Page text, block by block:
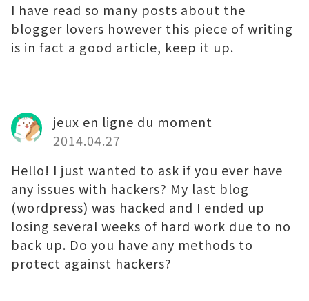
I have read so many posts about the
blogger lovers however this piece of writing
is in fact a good article, keep it up.
jeux en ligne du moment
2014.04.27
Hello! I just wanted to ask if you ever have
any issues with hackers? My last blog
(wordpress) was hacked and I ended up
losing several weeks of hard work due to no
back up. Do you have any methods to
protect against hackers?